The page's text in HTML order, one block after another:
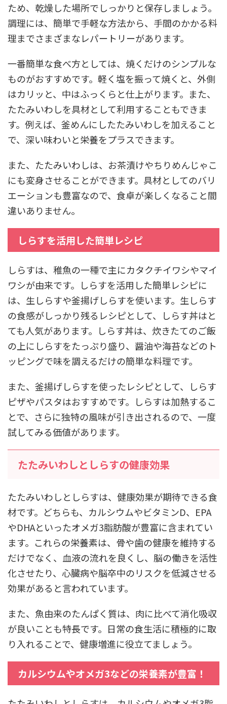
ため、乾燥した場所でしっかりと保存しましょう。
調理には、簡単で手軽な方法から、手間のかかる料
理までさまざまなレパートリーがあります。
一番簡単な食べ方としては、焼くだけのシンプルな
ものがおすすめです。軽く塩を振って焼くと、外側
はカリッと、中はふっくらと仕上がります。また、
たたみいわしを具材として利用することもできま
す。例えば、釜めんにしたたみいわしを加えること
で、深い味わいと栄養をプラスできます。
また、たたみいわしは、お茶漬けやちりめんじゃこ
にも変身させることができます。具材としてのバリ
エーションも豊富なので、食卓が楽しくなること間
違いありません。
しらすを活用した簡単レシピ
しらすは、稚魚の一種で主にカタクチイワシやマイ
ワシが由来です。しらすを活用した簡単レシピに
は、生しらすや釜揚げしらすを使います。生しらす
の食感がしっかり残るレシピとして、しらす丼はと
ても人気があります。しらす丼は、炊きたてのご飯
の上にしらすをたっぷり盛り、醤油や海苔などのト
ッピングで味を調えるだけの簡単な料理です。
また、釜揚げしらすを使ったレシピとして、しらす
ピザやパスタはおすすめです。しらすは加熱するこ
とで、さらに独特の風味が引き出されるので、一度
試してみる価値があります。
たたみいわしとしらすの健康効果
たたみいわしとしらすは、健康効果が期待できる食
材です。どちらも、カルシウムやビタミンD、EPA
やDHAといったオメガ3脂肪酸が豊富に含まれてい
ます。これらの栄養素は、骨や歯の健康を維持する
だけでなく、血液の流れを良くし、脳の働きを活性
化させたり、心臓病や脳卒中のリスクを低減させる
効果があると言われています。
また、魚由来のたんぱく質は、肉に比べて消化吸収
が良いことも特長です。日常の食生活に積極的に取
り入れることで、健康増進に役立てましょう。
カルシウムやオメガ3などの栄養素が豊富！